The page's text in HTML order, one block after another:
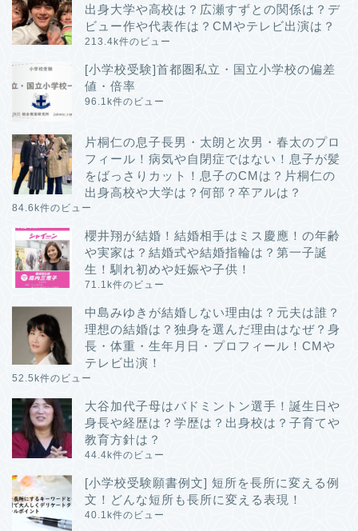
出身大学や高校は？広瀬すずとの関係は？デ
ビュー作や代表作は？CMやテレビ出演は？
213.4k件のビュー
[小学校受験]首都圏私立・国立小学校の偏差
値・倍率
96.1k件のビュー
片桐仁の息子長男・太朗と次男・春太のプロ
フィール！病気や自閉症ではない！息子が髪
をばっさりカット！息子のCMは？片桐仁の
出身高校や大学は？何部？卒アルは？
84.6k件のビュー
櫻井翔が結婚！結婚相手はミス慶應！の年齢
や実家は？結婚式や結婚指輪は？第一子誕
生！馴れ初めや妊娠や子供！
71.1k件のビュー
中島みゆきが結婚しない理由は？元夫は誰？
理想の結婚は？独身を選んだ理由はなぜ？身
長・体重・生年月日・プロフィール！CMや
テレビ出演！
52.5k件のビュー
大谷加代子母はバドミントン選手！誕生日や
身長や経歴は？学歴は？出身校は？子育てや
教育方針は？
44.4k件のビュー
[小学校受験願書例文] 短所を長所に変える例
文！どんな短所も長所に変える表現！
40.1k件のビュー